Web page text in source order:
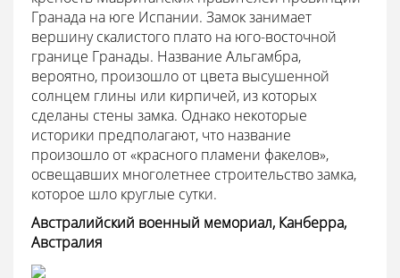
Гранада на юге Испании. Замок занимает
вершину скалистого плато на юго-восточной
границе Гранады. Название Альгамбра,
вероятно, произошло от цвета высушенной
солнцем глины или кирпичей, из которых
сделаны стены замка. Однако некоторые
историки предполагают, что название
произошло от «красного пламени факелов»,
освещавших многолетнее строительство замка,
которое шло круглые сутки.
Австралийский военный мемориал, Канберра,
Австралия